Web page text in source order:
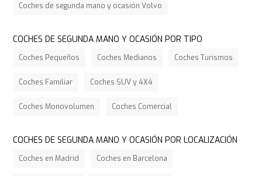
Coches de segunda mano y ocasión Volvo
COCHES DE SEGUNDA MANO Y OCASIÓN POR TIPO
Coches Pequeños Coches Medianos Coches Turismos
Coches Familiar Coches SUV y 4X4
Coches Monovolumen Coches Comercial
COCHES DE SEGUNDA MANO Y OCASIÓN POR LOCALIZACIÓN
Coches en Madrid Coches en Barcelona